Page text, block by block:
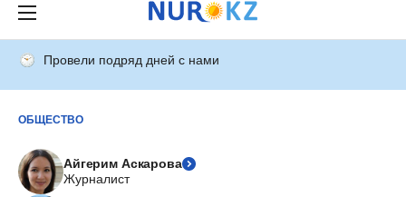
Провели подряд дней с нами
ОБЩЕСТВО
Айгерим Аскарова
Журналист